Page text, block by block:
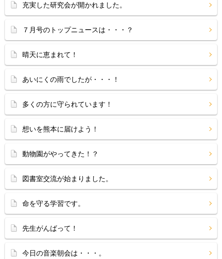
充実した研究会が開かれました。
７月号のトップニュースは・・・？
晴天に恵まれて！
あいにくの雨でしたが・・・！
多くの方に守られています！
想いを熊本に届けよう！
動物園がやってきた！？
図書室交流が始まりました。
命を守る学習です。
先生がんばって！
今日の音楽朝会は・・・。